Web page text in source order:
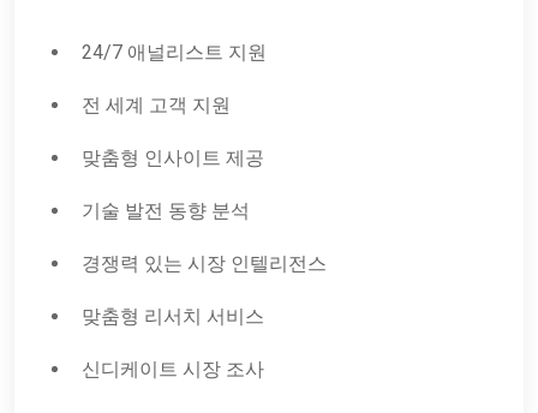
24/7 애널리스트 지원
전 세계 고객 지원
맞춤형 인사이트 제공
기술 발전 동향 분석
경쟁력 있는 시장 인텔리전스
맞춤형 리서치 서비스
신디케이트 시장 조사